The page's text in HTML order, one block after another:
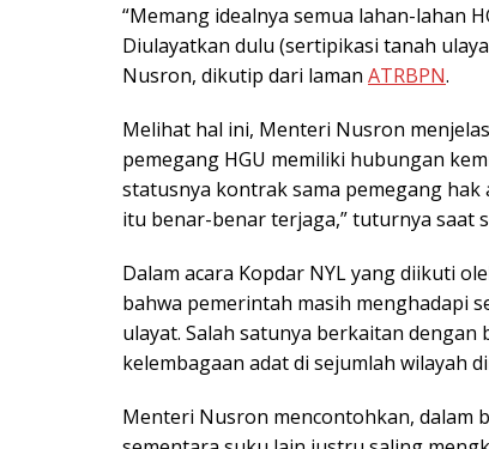
“Memang idealnya semua lahan-lahan
Diulayatkan dulu (sertipikasi tanah
Nusron, dikutip dari laman ATRBPN.
Melihat hal ini, Menteri Nusron
pemegang HGU memiliki hubungan
statusnya kontrak sama pemegang
itu benar-benar terjaga,” tuturnya saat
Dalam acara Kopdar NYL yang diikuti
bahwa pemerintah masih menghadapi
ulayat. Salah satunya berkaitan
kelembagaan adat di sejumlah wilayah
Menteri Nusron mencontohkan, dalam